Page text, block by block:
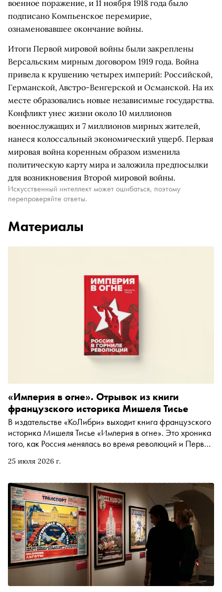
военное поражение, и 11 ноября 1918 года было
подписано Компьенское перемирие,
ознаменовавшее окончание войны.
Итоги Первой мировой войны были закреплены
Версальским мирным договором 1919 года. Война
привела к крушению четырех империй: Российской,
Германской, Австро-Венгерской и Османской. На их
месте образовались новые независимые государства.
Конфликт унес жизни около 10 миллионов
военнослужащих и 7 миллионов мирных жителей,
нанеся колоссальный экономический ущерб. Первая
мировая война коренным образом изменила
политическую карту мира и заложила предпосылки
для возникновения Второй мировой войны.
Искусственный интеллект может ошибаться, поэтому
перепроверяйте ответы.
Материалы
25 июля 2026 г.
«Империя в огне». Отрывок из книги
французского историка Мишеля Тисье
В издательстве «КоЛибри» выходит книга французского
историка Мишеля Тисье «Империя в огне». Это хроника
того, как Россия менялась во время революций и Первой